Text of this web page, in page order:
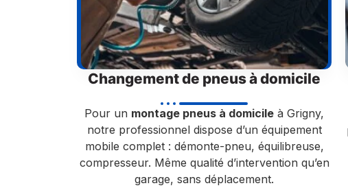
Changement de pneus à domicile
Pour un montage pneus à domicile à Grigny,
notre professionnel dispose d’un équipement
mobile complet : démonte-pneu, équilibreuse,
compresseur. Même qualité d’intervention qu’en
garage, sans déplacement.